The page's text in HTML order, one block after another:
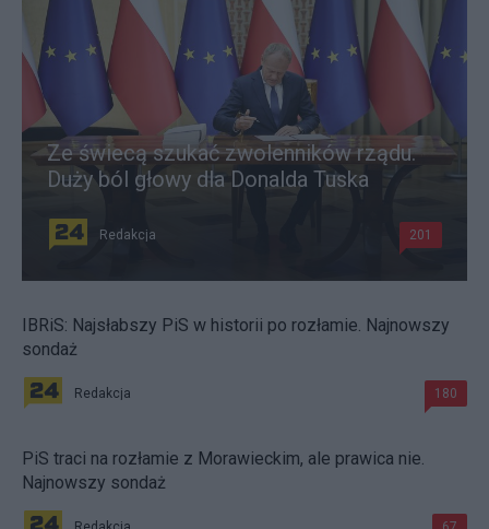
Ze świecą szukać zwolenników rządu.
Duży ból głowy dla Donalda Tuska
Redakcja 201
IBRiS: Najsłabszy PiS w historii po rozłamie. Najnowszy
sondaż
Redakcja 180
PiS traci na rozłamie z Morawieckim, ale prawica nie.
Najnowszy sondaż